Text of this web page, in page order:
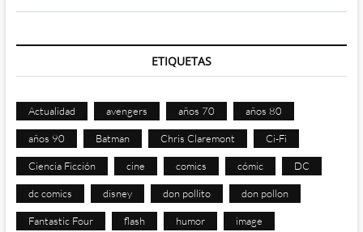
ETIQUETAS
Actualidad avengers años 70 años 80
años 90 Batman Chris Claremont Ci-Fi
Ciencia Ficción cine comics cómic DC
dc comics disney don pollito don pollon
Fantastic Four flash humor image